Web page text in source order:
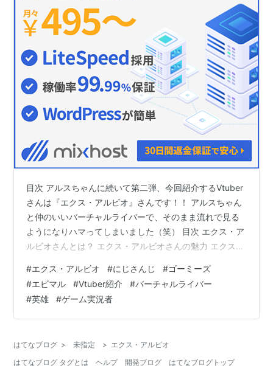
目次 アルスちゃんに続いて第二弾、今回紹介するVtuber
さんは『エクス・アルビオ』さんです！！ アルスちゃん
と仲のいいバーチャルライバーで、そのまま流れで見る
ようになりハマってしまいました（笑） 目次 エクス・ア
ルビオさんとは？ エクス・アルビオさんの魅力 エクス・
さんの特徴！ エクス・アルビオさんと仲のいいライバー
最後に エクス・アルビオさんとは？ エクス・アルビオさ
んは、ANYCOLOR株式会社(旧：いちから株式会社)が運
営する「にじさんじ」所属のバーチャルライバーです。
近で…
#エクス・アルビオ #にじさんじ #ゴーミーズ
#エビマル #Vtuber紹介 #バーチャルライバー
#英雄 #ゲーム実況者
はてなブログ > 未指定 > エクス・アルビオ
はてなブログ タグとは
ヘルプ 開発ブログ はてなブログトップ